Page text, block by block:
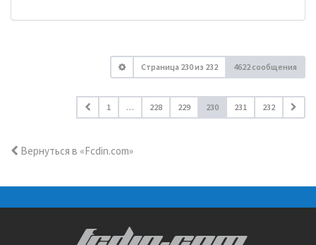
Страница 230из 232 4622 сообщения
1 … 228 229 230 231 232
Вернуться в «Fcdin.com»